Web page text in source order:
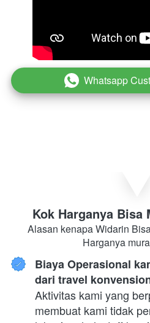
` Whatsapp
Kok Harganya Bisa
Alasan kenapa Widarin
Harganya
Biaya Operasional
dari travel
Aktivitas kami yang
membuat kami tidak